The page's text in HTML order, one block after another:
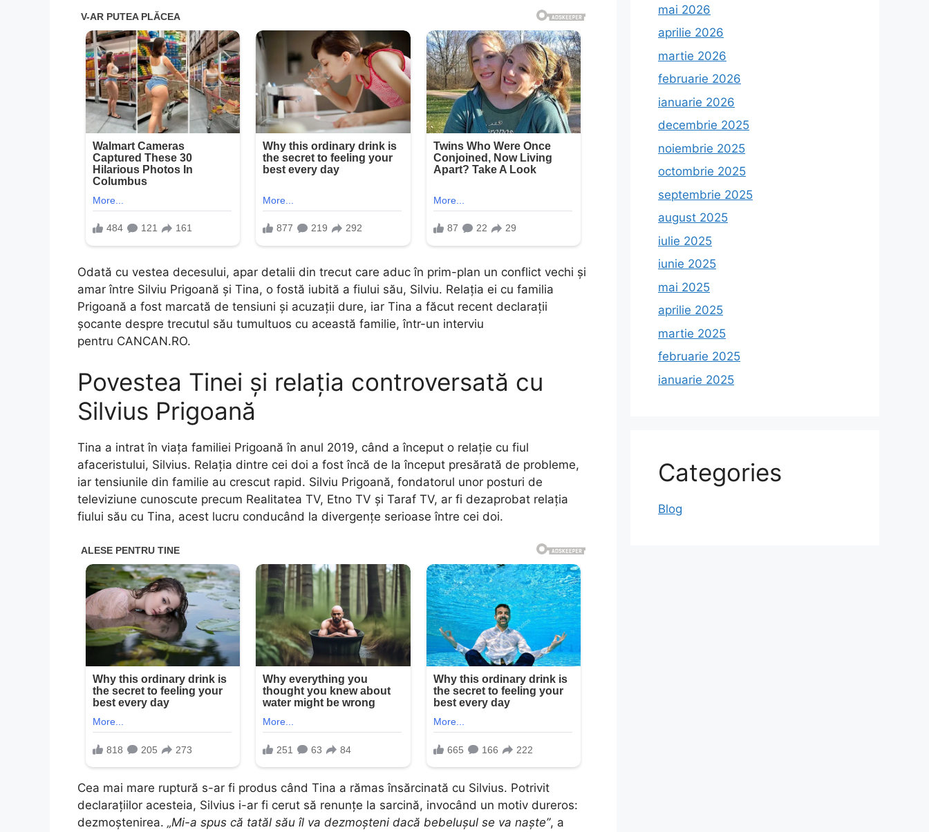
Odată cu vestea decesului, apar detalii din trecut care aduc în prim-plan un conflict vechi și
amar între Silviu Prigoană și Tina, o fostă iubită a fiului său, Silviu. Relația ei cu familia
Prigoană a fost marcată de tensiuni și acuzații dure, iar Tina a făcut recent declarații
șocante despre trecutul său tumultuos cu această familie, într-un interviu
pentru CANCAN.RO.
Povestea Tinei și relația controversată cu
Silvius Prigoană
Tina a intrat în viața familiei Prigoană în anul 2019, când a început o relație cu fiul
afaceristului, Silvius. Relația dintre cei doi a fost încă de la început presărată de probleme,
iar tensiunile din familie au crescut rapid. Silviu Prigoană, fondatorul unor posturi de
televiziune cunoscute precum Realitatea TV, Etno TV și Taraf TV, ar fi dezaprobat relația
fiului său cu Tina, acest lucru conducând la divergențe serioase între cei doi.
Cea mai mare ruptură s-ar fi produs când Tina a rămas însărcinată cu Silvius. Potrivit
declarațiilor acesteia, Silvius i-ar fi cerut să renunțe la sarcină, invocând un motiv dureros:
dezmoștenirea. „Mi-a spus că tatăl său îl va dezmoșteni dacă bebelușul se va naște”, a
mai 2026
aprilie 2026
martie 2026
februarie 2026
ianuarie 2026
decembrie 2025
noiembrie 2025
octombrie 2025
septembrie 2025
august 2025
iulie 2025
iunie 2025
mai 2025
aprilie 2025
martie 2025
februarie 2025
ianuarie 2025
Categories
Blog